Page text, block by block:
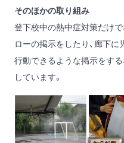
そのほかの取り組み
登下校中の熱中症対策だけ
ローの掲示をしたり、廊下に
行動できるような掲示をす
しています。